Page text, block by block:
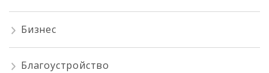
Бизнес
Благоустройство